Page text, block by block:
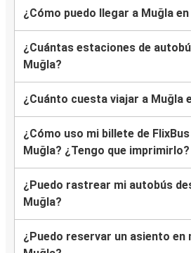
¿Cómo puedo llegar a Muğla
¿Cuántas estaciones de
Muğla?
¿Cuánto cuesta viajar a Muğla
¿Cómo uso mi billete de
Muğla? ¿Tengo que imprimirlo?
¿Puedo rastrear mi autobús
Muğla?
¿Puedo reservar un asiento en